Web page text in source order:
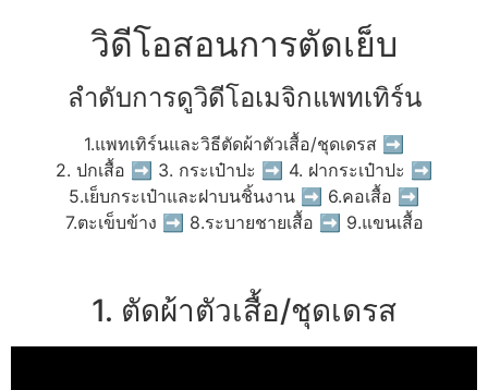
วิดีโอสอนการตัดเย็บ
ลำดับการดูวิดีโอเมจิกแพทเทิร์น
1.แพทเทิร์นและวิธีตัดผ้าตัวเสื้อ/ชุดเดรส ➡
2. ปกเสื้อ ➡ 3. กระเป๋าปะ ➡ 4. ฝากระเป๋าปะ ➡
5.เย็บกระเป๋าและฝาบนชิ้นงาน ➡ 6.คอเสื้อ ➡
7.ตะเข็บข้าง ➡ 8.ระบายชายเสื้อ ➡ 9.แขนเสื้อ
1. ตัดผ้าตัวเสื้อ/ชุดเดรส